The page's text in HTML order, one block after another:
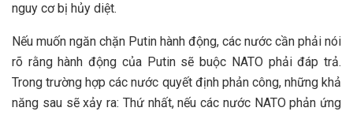
nguy cơ bị hủy diệt.
Nếu muốn ngăn chặn Putin hành động, các nước cần phải nói
rõ rằng hành động của Putin sẽ buộc NATO phải đáp trả.
Trong trường hợp các nước quyết định phản công, những khả
năng sau sẽ xảy ra: Thứ nhất, nếu các nước NATO phản ứng